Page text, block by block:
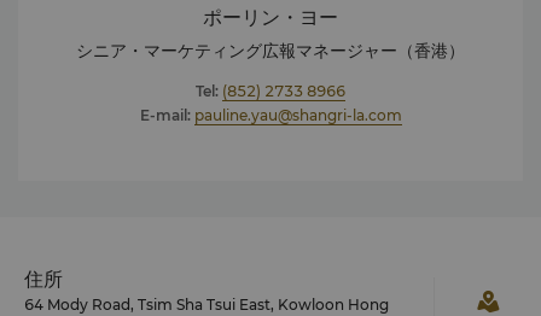
ポーリン・ヨー
シニア・マーケティング広報マネージャー（香港）
Tel: (852) 2733 8966
E-mail: pauline.yau@shangri-la.com
住所
64 Mody Road, Tsim Sha Tsui East, Kowloon Hong